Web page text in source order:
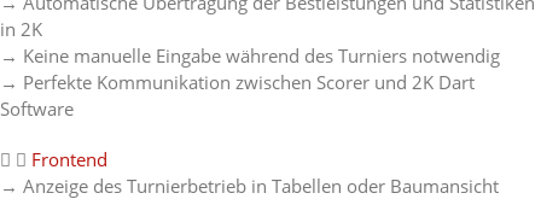
in 2K
→ Keine manuelle Eingabe während des Turniers notwendig
→ Perfekte Kommunikation zwischen Scorer und 2K Dart
Software
Frontend
→ Anzeige des Turnierbetrieb in Tabellen oder Baumansicht